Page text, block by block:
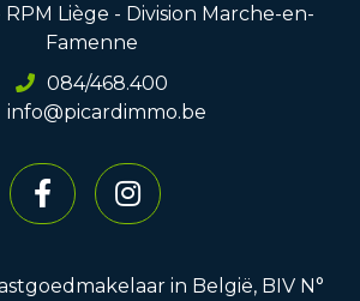
RPM Liège - Division Marche-en-
Famenne
084/468.400
info@picardimmo.be
in België, BIV N°